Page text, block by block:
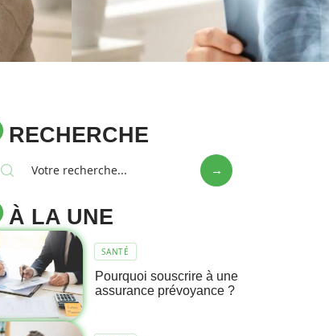
RECHERCHE
À LA UNE
SANTÉ
Pourquoi souscrire à une
assurance prévoyance ?